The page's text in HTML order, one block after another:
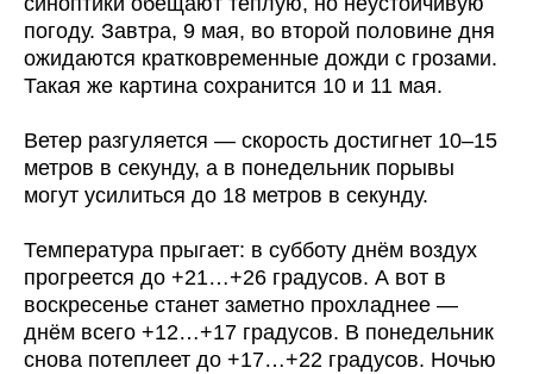
погоду. Завтра, 9 мая, во второй половине дня
ожидаются кратковременные дожди с грозами.
Такая же картина сохранится 10 и 11 мая.
Ветер разгуляется — скорость достигнет 10–15
метров в секунду, а в понедельник порывы
могут усилиться до 18 метров в секунду.
Температура прыгает: в субботу днём воздух
прогреется до +21…+26 градусов. А вот в
воскресенье станет заметно прохладнее —
днём всего +12…+17 градусов. В понедельник
снова потеплеет до +17…+22 градусов. Ночью